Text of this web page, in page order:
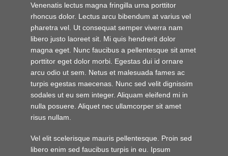
Venenatis lectus magna fringilla urna porttitor
rhoncus dolor. Lectus arcu bibendum at varius vel
pharetra vel. Ut consequat semper viverra nam
libero justo laoreet sit. Mi quis hendrerit dolor
magna eget. Nunc faucibus a pellentesque sit amet
porttitor eget dolor morbi. Egestas dui id ornare
arcu odio ut sem. Netus et malesuada fames ac
turpis egestas maecenas. Nunc sed velit dignissim
sodales ut eu sem integer. Aliquam eleifend mi in
nulla posuere. Aliquet nec ullamcorper sit amet
risus nullam.
Vel elit scelerisque mauris pellentesque. Proin sed
libero enim sed faucibus turpis in eu. Ipsum